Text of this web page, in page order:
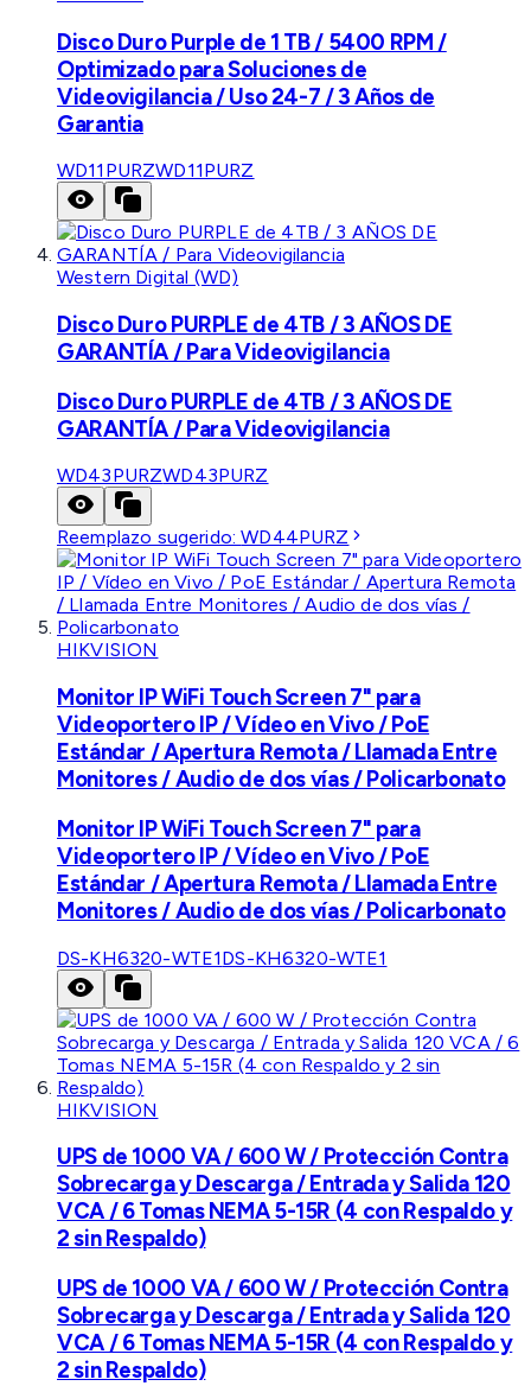
Disco Duro Purple de 1 TB / 5400 RPM /
Optimizado para Soluciones de
Videovigilancia / Uso 24-7 / 3 Años de
Garantia
WD11PURZWD11PURZ
Western Digital (WD)
Disco Duro PURPLE de 4TB / 3 AÑOS DE
GARANTÍA / Para Videovigilancia
Disco Duro PURPLE de 4TB / 3 AÑOS DE
GARANTÍA / Para Videovigilancia
WD43PURZWD43PURZ
Reemplazo sugerido:WD44PURZ
HIKVISION
Monitor IP WiFi Touch Screen 7" para
Videoportero IP / Vídeo en Vivo / PoE
Estándar / Apertura Remota / Llamada Entre
Monitores / Audio de dos vías / Policarbonato
Monitor IP WiFi Touch Screen 7" para
Videoportero IP / Vídeo en Vivo / PoE
Estándar / Apertura Remota / Llamada Entre
Monitores / Audio de dos vías / Policarbonato
DS-KH6320-WTE1DS-KH6320-WTE1
HIKVISION
UPS de 1000 VA / 600 W / Protección Contra
Sobrecarga y Descarga / Entrada y Salida 120
VCA / 6 Tomas NEMA 5-15R (4 con Respaldo y
2 sin Respaldo)
UPS de 1000 VA / 600 W / Protección Contra
Sobrecarga y Descarga / Entrada y Salida 120
VCA / 6 Tomas NEMA 5-15R (4 con Respaldo y
2 sin Respaldo)